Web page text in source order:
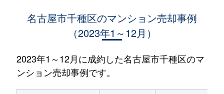
名古屋市千種区のマンション売却事例
（2023年1～12月）
2023年1～12月に成約した名古屋市千種区のマ
ンション売却事例です。